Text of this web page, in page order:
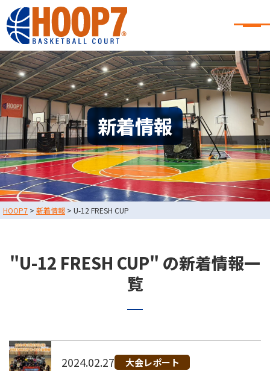
大阪・東大阪・堺のバスケコートレンタル｜HOOP7
大阪・東大阪・堺のバスケコート
レンタル｜HOOP7
HOME
初めての方へ
東大阪店
堺店
大会・イベント情報
HOOPERSスクール
バスケ×BBQ
お知らせ
スタッフブログ
お問い合わせ
利用規約
運営会社情報
採用情報
0729-65-6060
072-249-8382
新着情報
HOOP7 > 新着情報 > U-12 FRESH CUP
"U-12 FRESH CUP" の新着情報一
覧
2024.02.27 大会レポート